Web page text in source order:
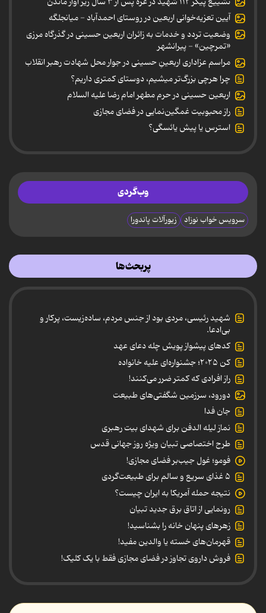
آیین تعزیه‌خوانی اربعین در روستای احمدآباد - میانجلگه
وضعیت تردد و خدمات به زائران اربعین حسینی در گذرگاه مرزی
«تمرچین» - پیرانشهر
مراسم عزاداری اربعینِ حسینی در جوار محل شهادت رهبر انقلاب
چرا هرچی بزرگ‌تر میشیم، دوستای کمتری داریم؟
اربعین حسینی در حرم مطهر امام رضا علیه السلام
راز محبوبیت غمگین‌نمایی در فضای مجازی
استرس یا پیش یائسگی؟
وب‌گردی
سرویس خواب نوزاد زیورآلات پاندورا
پربحث‌ها
شهید رئیسی، مردی بود از جنس مردم، ساده‌زیست، پرکار و
بی‌ادعا.
کدهای پیشواز پویش چله دعای عهد
کن ۲۰۲۵؛ جشنواره‌ای علیه خانواده
راز افرادی که کمتر ضرر می‌کنند!
دورود، سرزمین شگفتی‌های طبیعت
جان فدا
نماز لیله الدفن برای شهدای بیت رهبری
طرح اختصاصی تبیان ویژه روز جهانی قدس
فومو؛ غول جیب‌بر فضای مجازی!
۵ غذای سریع و سالم برای طبیعت‌گردی
نتیجه حمله آمریکا به ایران چیست؟
رونمایی از اتاق برق جدید تبیان
زهرهای پنهان خانه را بشناسید!
قهرمان‌های خسته یا والدین مفید!
فروش داروی تجاوز در فضای مجازی فقط با یک کلیک!